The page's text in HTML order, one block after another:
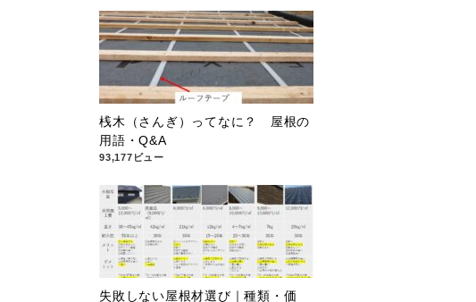
桟木（さんぎ）ってなに？ 屋根の
用語・Q&A
93,177ビュー
失敗しない屋根材選び｜種類・価